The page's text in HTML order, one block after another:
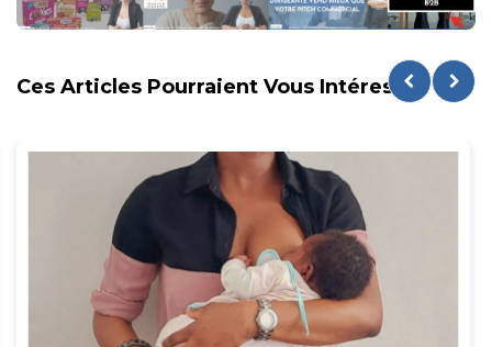
Ces Articles Pourraient Vous Intéresser